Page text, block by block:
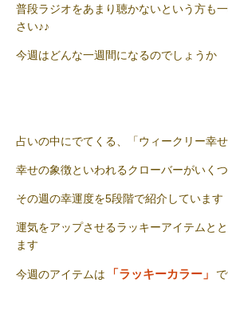
普段ラジオをあまり聴かないという方も
さい♪♪
今週はどんな一週間になるのでしょうか
占いの中にでてくる、「ウィークリー幸
幸せの象徴といわれるクローバーがいく
その週の幸運度を5段階で紹介しています
運気をアップさせるラッキーアイテムと
ます
今週のアイテムは 「ラッキーカラー」